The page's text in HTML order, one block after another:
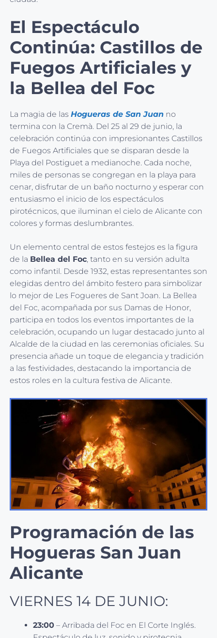
El Espectáculo
Continúa: Castillos de
Fuegos Artificiales y
la Bellea del Foc
La magia de las Hogueras de San Juan no
termina con la Cremà. Del 25 al 29 de junio, la
celebración continúa con impresionantes Castillos
de Fuegos Artificiales que se disparan desde la
Playa del Postiguet a medianoche. Cada noche,
miles de personas se congregan en la playa para
cenar, disfrutar de un baño nocturno y esperar con
entusiasmo el inicio de los espectáculos
pirotécnicos, que iluminan el cielo de Alicante con
colores y formas deslumbrantes.
Un elemento central de estos festejos es la figura
de la Bellea del Foc, tanto en su versión adulta
como infantil. Desde 1932, estas representantes son
elegidas dentro del ámbito festero para simbolizar
lo mejor de Les Fogueres de Sant Joan. La Bellea
del Foc, acompañada por sus Damas de Honor,
participa en todos los eventos importantes de la
celebración, ocupando un lugar destacado junto al
Alcalde de la ciudad en las ceremonias oficiales. Su
presencia añade un toque de elegancia y tradición
a las festividades, destacando la importancia de
estos roles en la cultura festiva de Alicante.
Programación de las
Hogueras San Juan
Alicante
VIERNES 14 DE JUNIO:
23:00 – Arribada del Foc en El Corte Inglés.